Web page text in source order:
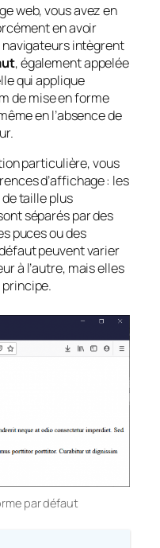
web, vous avez en
en avoir
intègrent
, également appelée
qui applique
de mise en forme
en l’absence de
particulière, vous
d’affichage : les
taille plus
séparés par des
puces ou des
peuvent varier
à l’autre, mais elles
par défaut